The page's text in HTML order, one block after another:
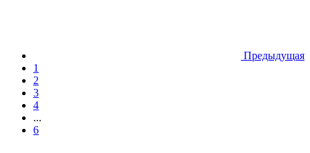
Предыдущая
1
2
3
4
...
6